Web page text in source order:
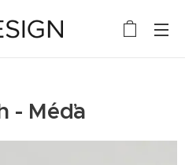
- Méďa